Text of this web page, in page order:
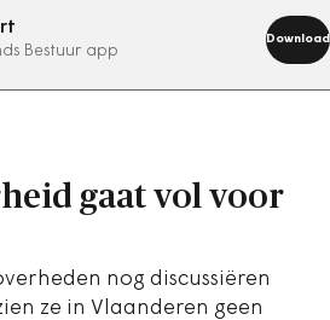
Bestuur app
Download
nu
gaat vol voor
nog discussiëren
ze in Vlaanderen geen